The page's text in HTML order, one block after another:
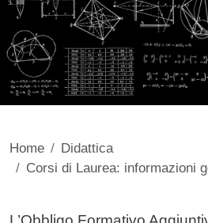
Home
Didattica
Corsi di Laurea: informazioni
Contenuto